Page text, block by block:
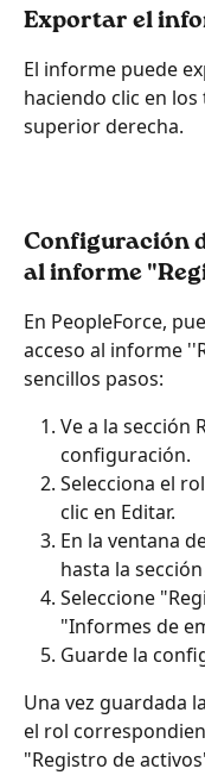
Exportar el
El informe puede
haciendo clic en
superior derecha.
Configuración
al informe
En PeopleForce,
acceso al informe
sencillos pasos:
Ve a la sección
configuración.
Selecciona el
clic en Editar.
En la ventana
hasta la
Seleccione
"Informes de
Guarde la
Una vez guardada
el rol
"Registro de